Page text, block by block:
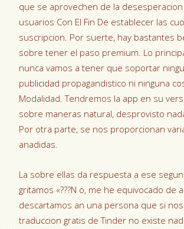
que se aprovechen de la
usuarios Con El Fin De establecer las
suscripcion. Por suerte, hay bastantes
sobre tener el paso premium. Lo
nunca vamos a tener que soportar
publicidad propagandistico ni ninguna
Modalidad. Tendremos la app en su
sobre maneras natural, desprovisto
Por otra parte, se nos proporcionan
anadidas.
La sobre ellas da respuesta a ese
gritamos «???N o, me he equivocado de
descartamos an una persona que si nos
traduccion gratis de Tinder no existe